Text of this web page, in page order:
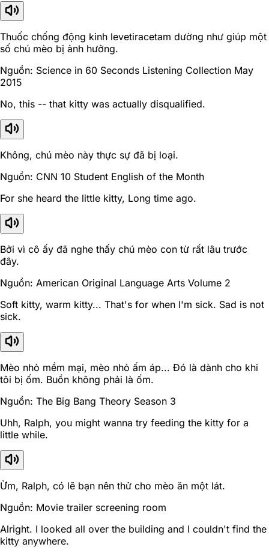
Thuốc chống động kinh levetiracetam dường như giúp một
số chú mèo bị ảnh hưởng.
Nguồn: Science in 60 Seconds Listening Collection May
2015
No, this -- that kitty was actually disqualified.
Không, chú mèo này thực sự đã bị loại.
Nguồn: CNN 10 Student English of the Month
For she heard the little kitty, Long time ago.
Bởi vì cô ấy đã nghe thấy chú mèo con từ rất lâu trước
đây.
Nguồn: American Original Language Arts Volume 2
Soft kitty, warm kitty... That's for when I'm sick. Sad is not
sick.
Mèo nhỏ mềm mại, mèo nhỏ ấm áp... Đó là dành cho khi
tôi bị ốm. Buồn không phải là ốm.
Nguồn: The Big Bang Theory Season 3
Uhh, Ralph, you might wanna try feeding the kitty for a
little while.
Ừm, Ralph, có lẽ bạn nên thử cho mèo ăn một lát.
Nguồn: Movie trailer screening room
Alright. I looked all over the building and I couldn't find the
kitty anywhere.